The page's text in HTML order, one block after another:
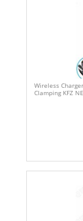
Wireless
Clamping KFZ